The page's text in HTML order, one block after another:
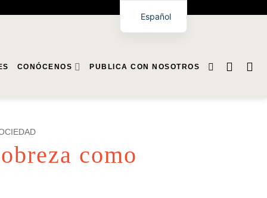
CONÓCENOS PUBLICA CON NOSOTROS
como
Español